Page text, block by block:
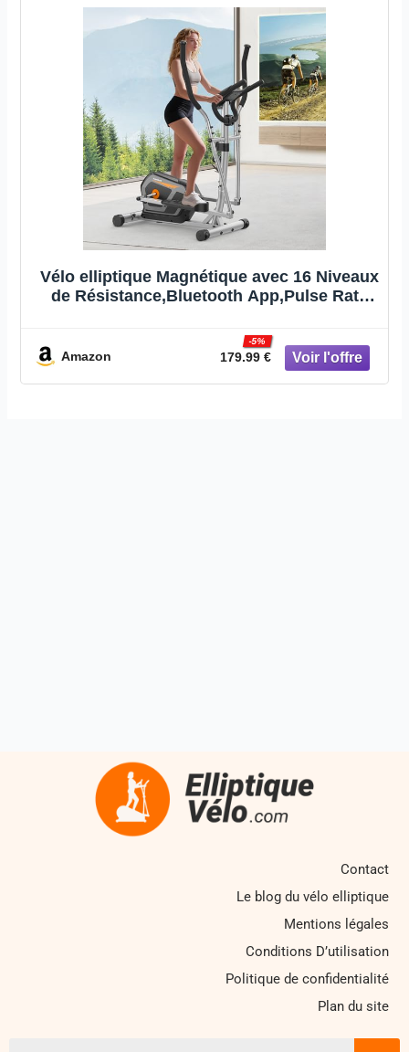
Vélo elliptique Magnétique avec 16 Niveaux
de Résistance,Bluetooth App,Pulse Rate
antidérapante,Velo elliptiques pour la
Maison avec Capacité Max 130KG
Amazon 179.99 €
-5%
Contact
Le blog du vélo elliptique
Mentions légales
Conditions D’utilisation
Politique de confidentialité
Plan du site